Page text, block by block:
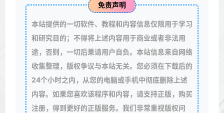
免责声明
本站提供的一切软件、教程和内容信息仅限用于学习
和研究目的；不得将上述内容用于商业或者非法用
途，否则，一切后果请用户自负。本站信息来自网络
收集整理，版权争议与本站无关。您必须在下载后的
24个小时之内，从您的电脑或手机中彻底删除上述
内容。如果您喜欢该程序和内容，请支持正版，购买
注册，得到更好的正版服务。我们非常重视版权问